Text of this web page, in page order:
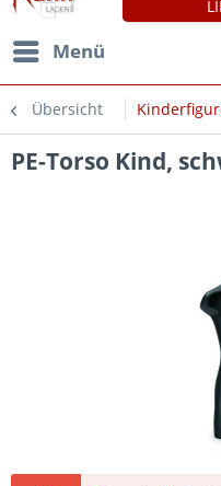
Menü
Übersicht
PE-Torso Kind,